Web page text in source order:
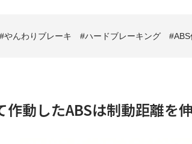
やんわりブレーキ ハードブレーキング ABS
作動したABSは制動距離を